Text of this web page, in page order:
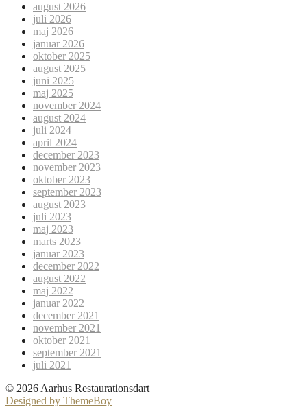
august 2026
juli 2026
maj 2026
januar 2026
oktober 2025
august 2025
juni 2025
maj 2025
november 2024
august 2024
juli 2024
april 2024
december 2023
november 2023
oktober 2023
september 2023
august 2023
juli 2023
maj 2023
marts 2023
januar 2023
december 2022
august 2022
maj 2022
januar 2022
december 2021
november 2021
oktober 2021
september 2021
juli 2021
© 2026 Aarhus Restaurationsdart
Designed by ThemeBoy